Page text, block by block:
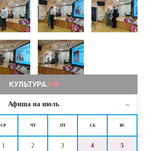
Афиша на июль →
СР ЧТ ПТ СБ ВС
1 2 3 4 5